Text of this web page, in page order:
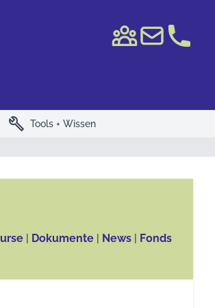
ISIN
build Tools + Wissen
| Dokumente | News | Fonds